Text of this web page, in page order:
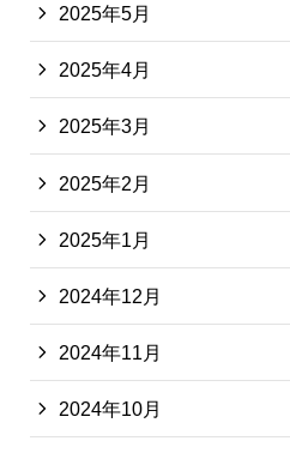
2025年5月
2025年4月
2025年3月
2025年2月
2025年1月
2024年12月
2024年11月
2024年10月